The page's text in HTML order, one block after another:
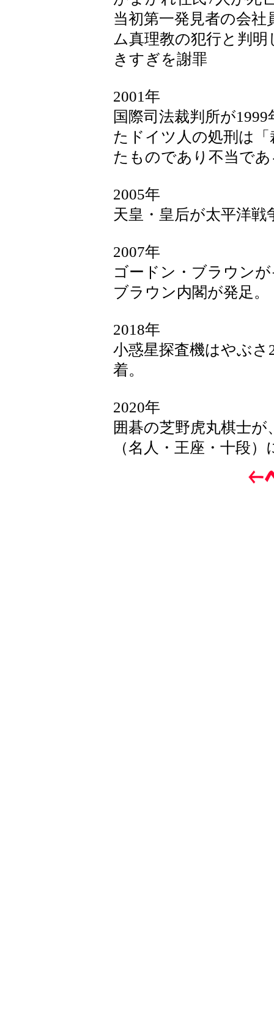
当初第一発見者の会
ム真理教の犯行と判
きすぎを謝罪
2001年
国際司法裁判所が
たドイツ人の処刑は
たものであり不当で
2005年
天皇・皇后が太平洋
2007年
ゴードン・ブラウン
ブラウン内閣が発足。
2018年
小惑星探査機はやぶ
着。
2020年
囲碁の芝野虎丸棋士
（名人・王座・十段）